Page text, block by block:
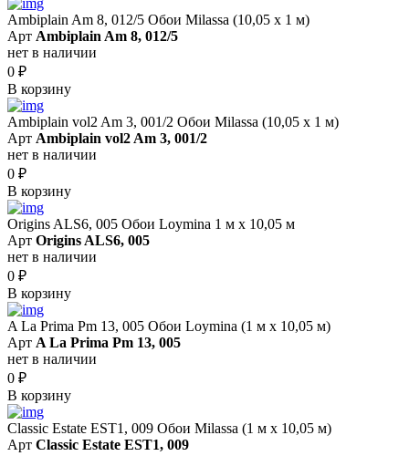
Ambiplain Am 8, 012/5 Обои Milassa (10,05 х 1 м)
Арт Ambiplain Am 8, 012/5
нет в наличии
0 ₽
В корзину
Ambiplain vol2 Am 3, 001/2 Обои Milassa (10,05 х 1 м)
Арт Ambiplain vol2 Am 3, 001/2
нет в наличии
0 ₽
В корзину
Origins ALS6, 005 Обои Loymina 1 м х 10,05 м
Арт Origins ALS6, 005
нет в наличии
0 ₽
В корзину
A La Prima Pm 13, 005 Обои Loymina (1 м х 10,05 м)
Арт A La Prima Pm 13, 005
нет в наличии
0 ₽
В корзину
Classic Estate EST1, 009 Обои Milassa (1 м х 10,05 м)
Арт Classic Estate EST1, 009